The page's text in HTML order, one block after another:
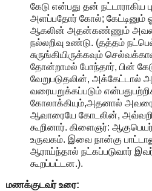
கேடு என்பது தன்
அளப்பதோர் கோல்; கேட்டினும்
ஆகலின் அதன்கண்ணும்
நல்லறிவு உண்டு. (தத்தம்
சுருங்கியிருக்கவும்
தோன்றாமல் போந்தார், பின்
வேறுபடுதலின், அக்கேட்டால்
வரையறுக்கப்படும்
கோலாக்கியும்,அதனால்
ஆவாரையே கோடலின்,
கூறினார். கிளைஞர்:
உருவகம். இவை நான்கு
ஆராய்ந்தால் நட்கப்படுவார்
கூறப்பட்டன.).
மணக்குடவர் உரை: